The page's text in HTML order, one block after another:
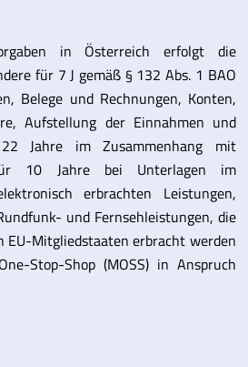
in Österreich erfolgt die
für 7 J gemäß § 132 Abs. 1 BAO
Belege und Rechnungen, Konten,
Aufstellung der Einnahmen und
Jahre im Zusammenhang mit
10 Jahre bei Unterlagen im
erbrachten Leistungen,
und Fernsehleistungen, die
Mitgliedstaaten erbracht werden
Stop-Shop (MOSS) in Anspruch